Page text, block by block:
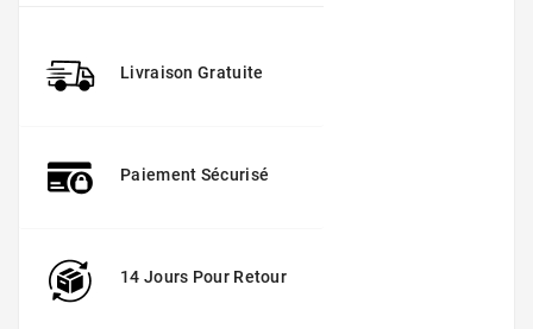
Livraison Gratuite
Paiement Sécurisé
14 Jours Pour Retour